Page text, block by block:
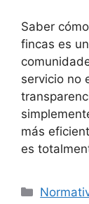
Saber
fincas es
servicio no
más
es